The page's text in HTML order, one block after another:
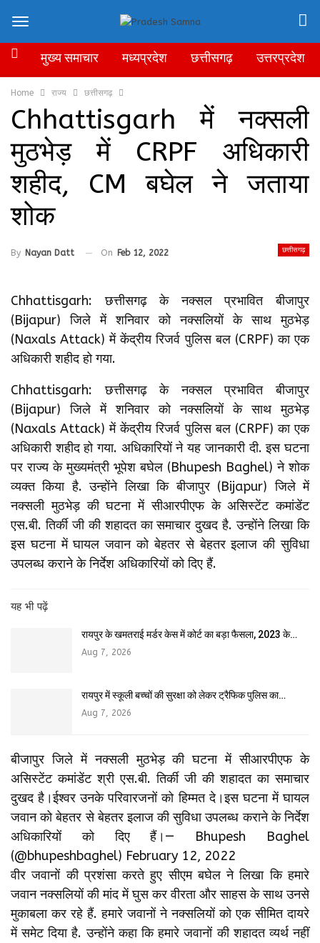
Home राज्य छत्तीसगढ़
Chhattisgarh में नक्सली
मुठभेड़ में CRPF अधिकारी
शहीद, CM बघेल ने जताया
शोक
छत्तीसगढ़
By Nayan Datt On Feb 12, 2022
Chhattisgarh: छत्तीसगढ़ के नक्सल प्रभावित बीजापुर
(Bijapur) जिले में शनिवार को नक्सलियों के साथ मुठभेड़
(Naxals Attack) में केंद्रीय रिजर्व पुलिस बल (CRPF) का एक
अधिकारी शहीद हो गया.
Chhattisgarh: छत्तीसगढ़ के नक्सल प्रभावित बीजापुर
(Bijapur) जिले में शनिवार को नक्सलियों के साथ मुठभेड़
(Naxals Attack) में केंद्रीय रिजर्व पुलिस बल (CRPF) का एक
अधिकारी शहीद हो गया. अधिकारियों ने यह जानकारी दी. इस घटना
पर राज्य के मुख्यमंत्री भूपेश बघेल (Bhupesh Baghel) ने शोक
व्यक्त किया है. उन्होंने लिखा कि बीजापुर (Bijapur) जिले में
नक्सली मुठभेड़ की घटना में सीआरपीएफ के असिस्टेंट कमांडेंट
एस.बी. तिर्की जी की शहादत का समाचार दुखद है. उन्होंने लिखा कि
इस घटना में घायल जवान को बेहतर से बेहतर इलाज की सुविधा
उपलब्ध कराने के निर्देश अधिकारियों को दिए हैं.
यह भी पढ़ें
रायपुर के खमतराई मर्डर केस में कोर्ट का बड़ा फैसला, 2023 के…
Aug 7, 2026
रायपुर में स्कूली बच्चों की सुरक्षा को लेकर ट्रैफिक पुलिस का…
Aug 7, 2026
बीजापुर जिले में नक्सली मुठभेड़ की घटना में सीआरपीएफ के
असिस्टेंट कमांडेंट श्री एस.बी. तिर्की जी की शहादत का समाचार
दुखद है।ईश्वर उनके परिवारजनों को हिम्मत दे।इस घटना में घायल
जवान को बेहतर से बेहतर इलाज की सुविधा उपलब्ध कराने के निर्देश
अधिकारियों को दिए हैं।— Bhupesh Baghel
(@bhupeshbaghel) February 12, 2022
वीर जवानों की प्रशंसा करते हुए सीएम बघेल ने लिखा कि हमारे
जवान नक्सलियों की मांद में घुस कर वीरता और साहस के साथ उनसे
मुकाबला कर रहे हैं. हमारे जवानों ने नक्सलियों को एक सीमित दायरे
में समेट दिया है. उन्होंने कहा कि हमारे जवानों की शहादत व्यर्थ नहीं
मुख्य समाचार मध्यप्रदेश छत्तीसगढ़ उत्तरप्रदेश